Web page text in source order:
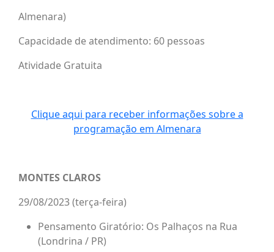
Almenara)
Capacidade de atendimento: 60 pessoas
Atividade Gratuita
Clique aqui para receber informações sobre a
programação em Almenara
MONTES CLAROS
29/08/2023 (terça-feira)
Pensamento Giratório: Os Palhaços na Rua
(Londrina / PR)